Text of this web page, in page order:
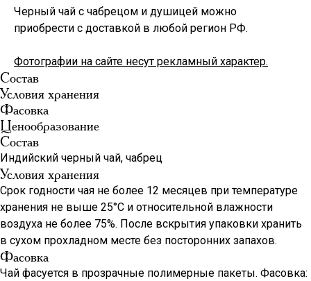
Черный чай с чабрецом и душицей можно
приобрести с доставкой в любой регион РФ.
Фотографии на сайте несут рекламный характер.
Состав
Условия хранения
Фасовка
Ценообразование
Состав
Индийский черный чай, чабрец
Условия хранения
Срок годности чая не более 12 месяцев при температуре
хранения не выше 25°С и относительной влажности
воздуха не более 75%. После вскрытия упаковки хранить
в сухом прохладном месте без посторонних запахов.
Фасовка
Чай фасуется в прозрачные полимерные пакеты. Фасовка: